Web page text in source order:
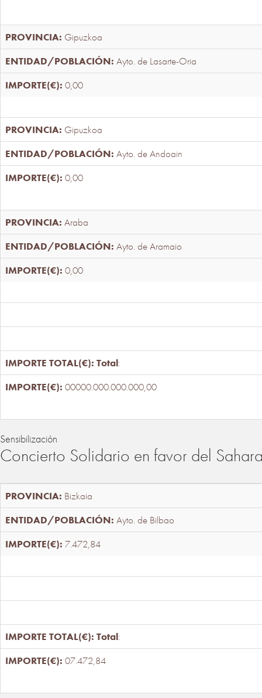
Gipuzkoa
Ayto. de Lasarte-Oria
0,00
Gipuzkoa
Ayto. de Andoain
0,00
Araba
Ayto. de Aramaio
0,00
Total:
00000.000.000.000,00
Sensibilización
Concierto Solidario en favor del
Bizkaia
Ayto. de Bilbao
7.472,84
Total:
07.472,84